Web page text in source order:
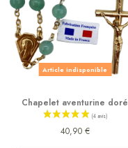
Article indisponible
Chapelet aventurine doré
40,90 €